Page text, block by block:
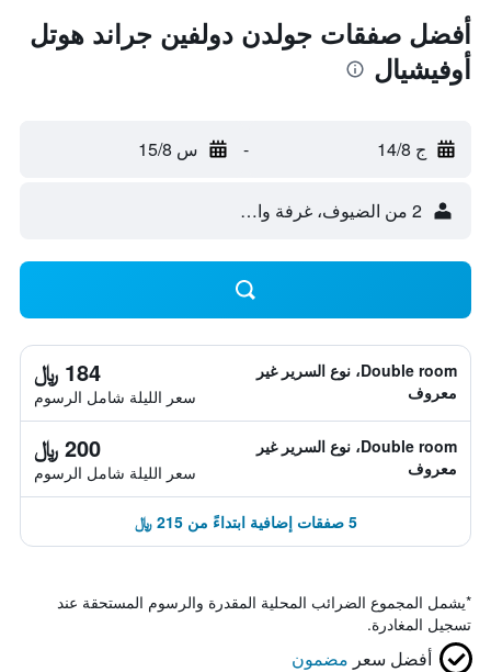
أفضل صفقات جولدن دولفين جراند هوتل
أوفيشيال
ج 14/8 - س 15/8
2 من الضيوف، غرفة واحدة
Double room، نوع السرير غير
معروف
184 ﷼
سعر الليلة شامل الرسوم
Double room، نوع السرير غير
معروف
200 ﷼
سعر الليلة شامل الرسوم
5 صفقات إضافية ابتداءً من 215 ﷼
*يشمل المجموع الضرائب المحلية المقدرة والرسوم المستحقة عند
تسجيل المغادرة.
أفضل سعر مضمون